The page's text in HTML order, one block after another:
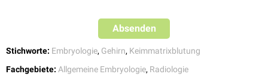
Absenden
Stichworte: Embryologie, Gehirn, Keimmatrixblutung
Fachgebiete: Allgemeine Embryologie, Radiologie